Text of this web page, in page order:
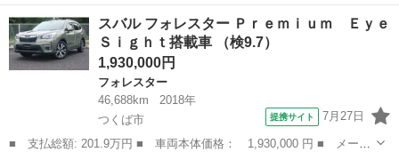
ー名： スバル ■ 車種名： フォレスター ■ グレード名： アド
バンス ２．０ アドバンス ４ＷＤ 純正アルミホイール 純正ナ
ビＴＶ ...
茨城 土浦市
スバル フォレスター Ｐｒｅｍｉｕｍ Ｅｙｅ
Ｓｉｇｈｔ搭載車 （検9.7）
1,930,000円
フォレスター
46,688km
2018年
つくば市
提携サイト 7月27日
■ 支払総額: 201.9万円 ■ 車両本体価格： 1,930,000 円 ■ メーカ